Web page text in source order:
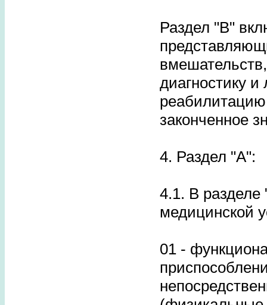
Раздел "B"
диагностику
законченное
4. Раздел "A":
4.1. В разделе
медицинской
01 -